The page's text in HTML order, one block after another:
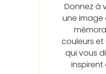
Donnez à
une
couleurs et
qui vous